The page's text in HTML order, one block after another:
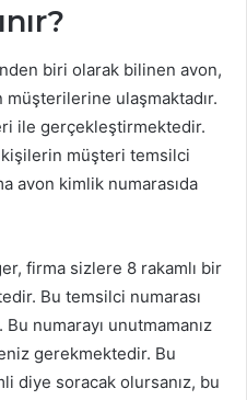
biri olarak bilinen avon,
müşterilerine ulaşmaktadır.
ile gerçekleştirmektedir.
müşteri temsilci
avon kimlik numarasıda
firma sizlere 8 rakamlı bir
Bu temsilci numarası
numarayı unutmamanız
gerekmektedir. Bu
diye soracak olursanız, bu